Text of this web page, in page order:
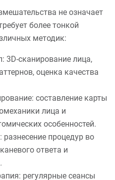
не означает
более тонкой
методик:
3D-сканирование лица,
оценка качества
составление карты
лица и
особенностей.
разнесение процедур во
ответа и
регулярные сеансы